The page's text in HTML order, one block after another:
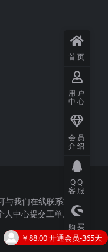
我们在线联系或登
中心提交工单。
首页
用户
中心
会员
介绍
QQ
客服
购买
主题
德克·巴莱：太阳旗》解说文案